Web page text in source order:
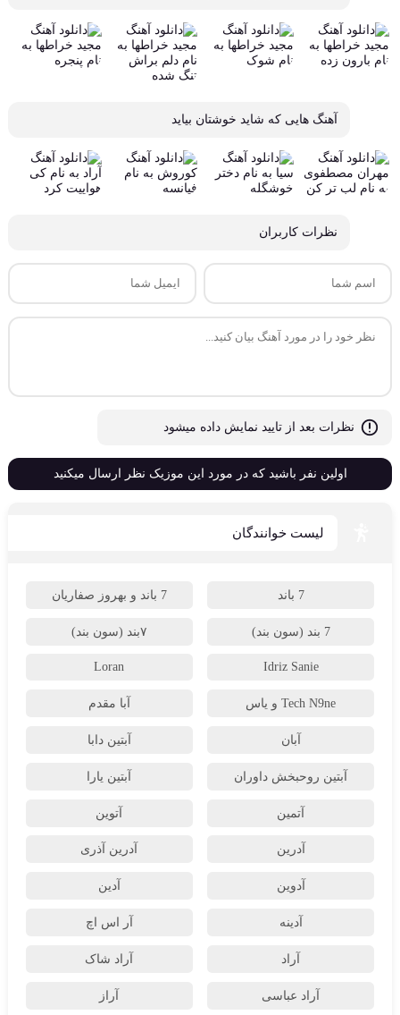
آهنگ هایی که شاید خوشتان بیاید
نظرات کاربران
نظرات بعد از تایید نمایش داده میشود
اولین نفر باشید که در مورد این موزیک نظر ارسال میکنید
لیست خوانندگان
7 باند 7 باند و بهروز صفاریان
7 بند (سون بند) ۷بند (سون بند)
Idriz Sanie
Loran
Tech N9ne و یاس آبا مقدم
آبان آبتین دابا
آبتین روحبخش داوران آبتین یارا
آتمین آتوین
آدرین آدرین آذری
آدوین آدین
آدینه آر اس اچ
آراد آراد شاک
آراد عباسی آراز